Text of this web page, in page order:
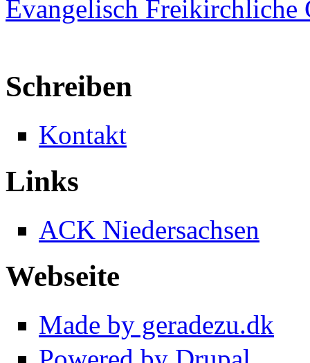
Schreiben
Kontakt
Links
ACK Niedersachsen
Webseite
Made by geradezu.dk